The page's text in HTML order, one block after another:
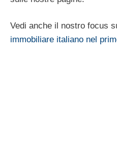
Vedi anche il nostro focus
immobiliare italiano nel